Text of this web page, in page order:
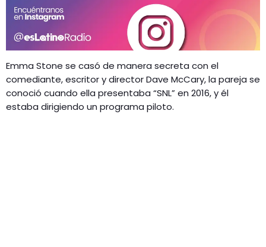
Emma Stone se casó de manera secreta con el
comediante, escritor y director Dave McCary, la pareja se
conoció cuando ella presentaba “SNL” en 2016, y él
estaba dirigiendo un programa piloto.